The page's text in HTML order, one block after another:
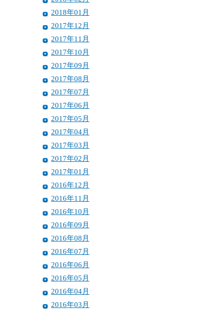
2018年01月
2017年12月
2017年11月
2017年10月
2017年09月
2017年08月
2017年07月
2017年06月
2017年05月
2017年04月
2017年03月
2017年02月
2017年01月
2016年12月
2016年11月
2016年10月
2016年09月
2016年08月
2016年07月
2016年06月
2016年05月
2016年04月
2016年03月